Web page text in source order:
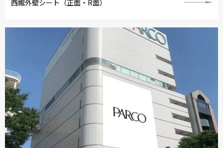
西館外壁シート（正面・R面）